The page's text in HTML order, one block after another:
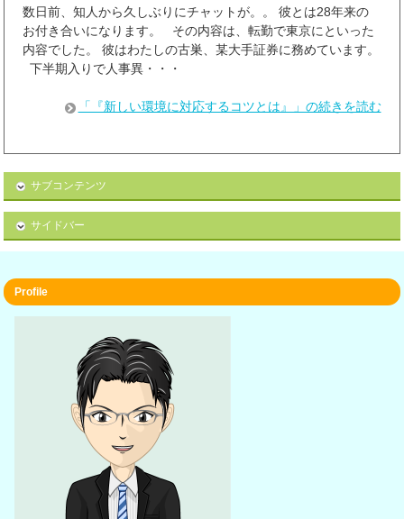
数日前、知人から久しぶりにチャットが。。 彼とは28年来の
お付き合いになります。 その内容は、転勤で東京にといった
内容でした。 彼はわたしの古巣、某大手証券に務めています。
下半期入りで人事異・・・
「『新しい環境に対応するコツとは』」の続きを読む
サブコンテンツ
サイドバー
Profile